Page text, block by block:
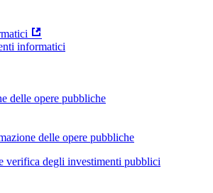
informatici
delle opere pubbliche
delle opere pubbliche
verifica degli investimenti pubblici